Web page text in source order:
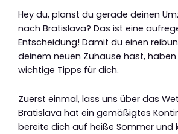
Hey du, planst du gerade deinen
nach Bratislava? Das ist eine
Entscheidung! Damit du einen
deinem neuen Zuhause hast, haben
wichtige Tipps für dich.
Zuerst einmal, lass uns über das
Bratislava hat ein gemäßigtes
bereite dich auf heiße Sommer und